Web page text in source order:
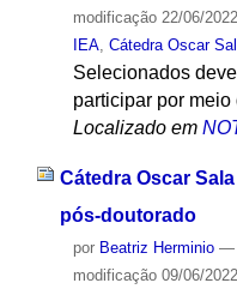
modificação22/06/
IEA, Cátedra Oscar
Selecionados
participar por meio
Localizado em
Cátedra Oscar
pós-doutorado
por Beatriz Herminio —
modificação09/06/